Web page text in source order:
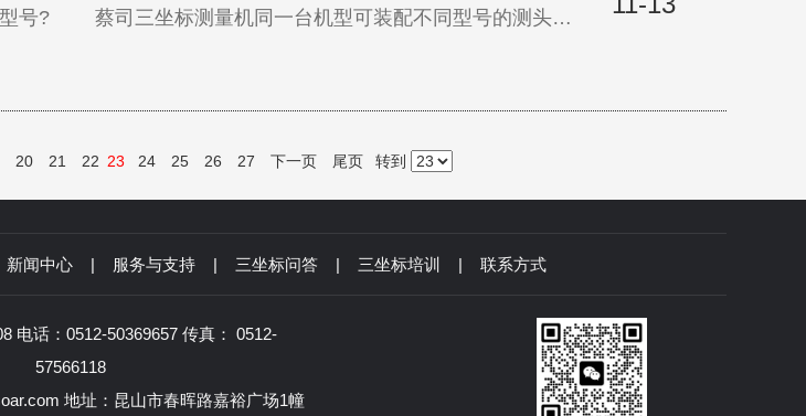
型号? 蔡司三坐标测量机同一台机型可装配不同型号的测头以
限公司作为蔡司官方授权代
坐…
20 21 22 23 24 25 26 27 下一页 尾页 转到
新闻中心 | 服务与支持 | 三坐标问答 | 三坐标培训 | 联系方式
电话：0512-50369657 传真： 0512-
57566118
地址：昆山市春晖路嘉裕广场1幢